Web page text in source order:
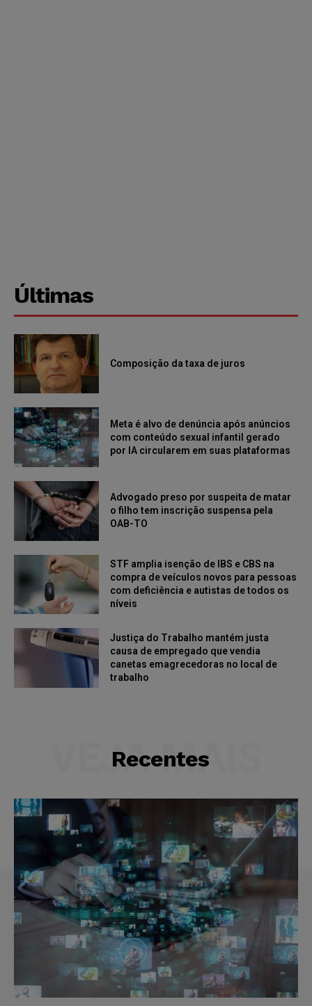
Últimas
Composição da taxa de juros
Meta é alvo de denúncia após anúncios
com conteúdo sexual infantil gerado
por IA circularem em suas plataformas
Advogado preso por suspeita de matar
o filho tem inscrição suspensa pela
OAB-TO
STF amplia isenção de IBS e CBS na
compra de veículos novos para pessoas
com deficiência e autistas de todos os
níveis
Justiça do Trabalho mantém justa
causa de empregado que vendia
canetas emagrecedoras no local de
trabalho
Recentes
VEJA MAIS